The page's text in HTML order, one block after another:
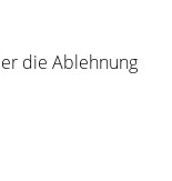
die Ablehnung